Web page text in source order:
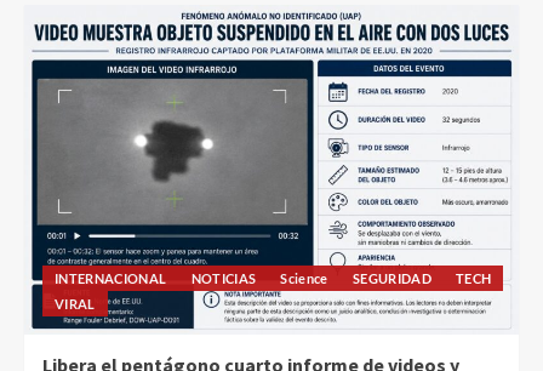
INTERNACIONAL NOTICIAS Science SEGURIDAD
TECH
VIRAL
Libera el pentágono cuarto informe de videos y